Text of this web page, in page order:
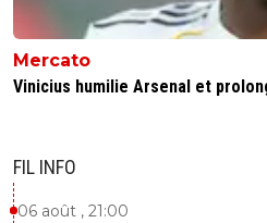
Mercato
Vinicius humilie Arsenal et
FIL INFO
06 août , 21:00